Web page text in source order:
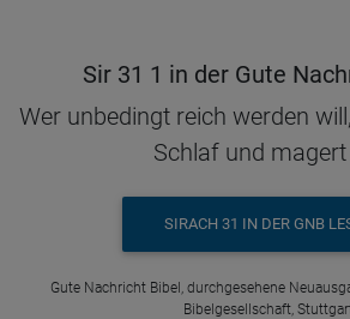
Sir 31 1 in der Gute
Wer unbedingt reich werden
Schlaf und magert
SIRACH 31 IN DER GNB
Gute Nachricht Bibel, durchgesehene
Bibelgesellschaft,